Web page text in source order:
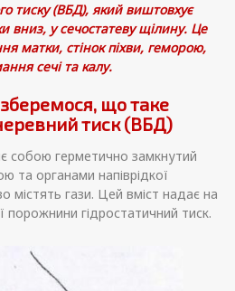
тиску (ВБД), який виштовхує
вниз, у сечостатеву щілину. Це
матки, стінок піхви, геморою,
сечі та калу.
що таке
тиск (ВБД)
собою герметично замкнутий
та органами напіврідкої
містять гази. Цей вміст надає на
порожнини гідростатичний тиск.